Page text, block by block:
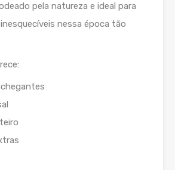
pela natureza e ideal para
nessa época tão